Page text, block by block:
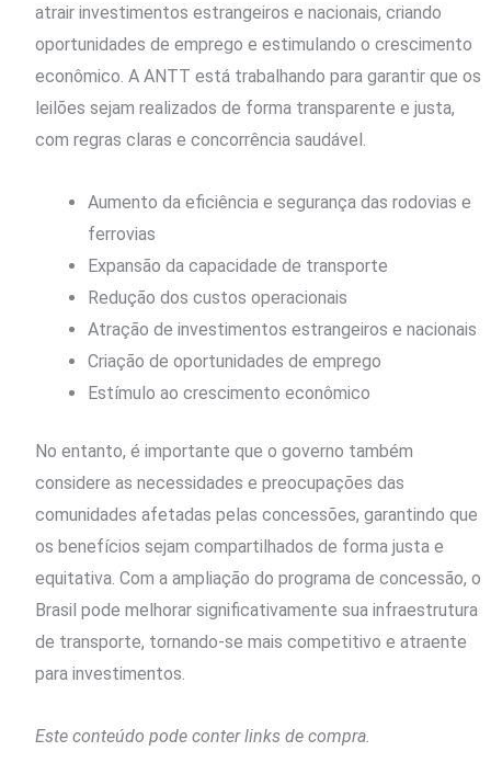
atrair investimentos estrangeiros e nacionais, criando
oportunidades de emprego e estimulando o crescimento
econômico. A ANTT está trabalhando para garantir que os
leilões sejam realizados de forma transparente e justa,
com regras claras e concorrência saudável.
Aumento da eficiência e segurança das rodovias e
ferrovias
Expansão da capacidade de transporte
Redução dos custos operacionais
Atração de investimentos estrangeiros e nacionais
Criação de oportunidades de emprego
Estímulo ao crescimento econômico
No entanto, é importante que o governo também
considere as necessidades e preocupações das
comunidades afetadas pelas concessões, garantindo que
os benefícios sejam compartilhados de forma justa e
equitativa. Com a ampliação do programa de concessão, o
Brasil pode melhorar significativamente sua infraestrutura
de transporte, tornando-se mais competitivo e atraente
para investimentos.
Este conteúdo pode conter links de compra.